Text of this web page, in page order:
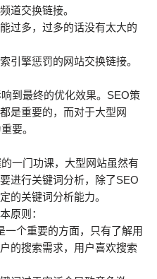
道交换链接。
过多，过多的话没有太大的
引擎惩罚的网站交换链接。
到最终的优化效果。SEO策
是重要的，而对于大型网
要。
一门功课，大型网站虽然有
进行关键词分析，除了SEO
的关键词分析能力。
原则：
一个重要的方面，只有了解用
的搜索需求，用户喜欢搜索